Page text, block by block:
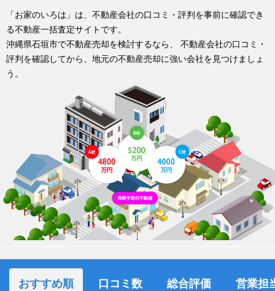
「お家のいろは」は、不動産会社の口コミ・評判を事前に確認でき
る不動産一括査定サイトです。
沖縄県石垣市で不動産売却を検討するなら、 不動産会社の口コミ・
評判を確認してから、地元の不動産売却に強い会社を見つけましょ
う。
おすすめ順 口コミ数 総合評価 営業担